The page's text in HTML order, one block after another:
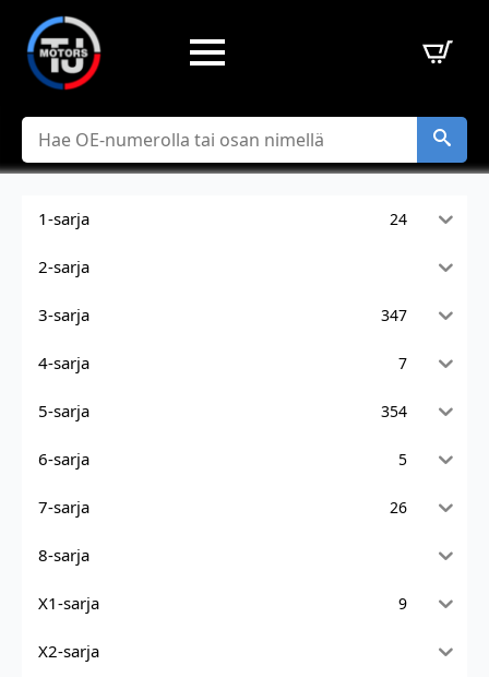
Hae
1-sarja 24
2-sarja
3-sarja 347
4-sarja 7
5-sarja 354
6-sarja 5
7-sarja 26
8-sarja
X1-sarja 9
X2-sarja